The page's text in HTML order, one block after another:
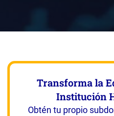
Transforma la
Institución
Obtén tu propio